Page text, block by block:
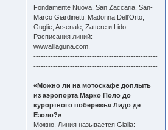
Fondamente Nuova, San Zaccaria, San-
Marco Giardinetti, Madonna Dell'Orto,
Guglie, Arsenale, Zattere и Lido.
Расписания линий:
wwwalilaguna.com.
---------------------------------------------------
---------------------------------------------------
--------------------------------------
«Можно ли на мотоскафе доплыть
из аэропорта Марко Поло до
курортного побережья Лидо де
Езоло?»
Можно. Линия называется Gialla: